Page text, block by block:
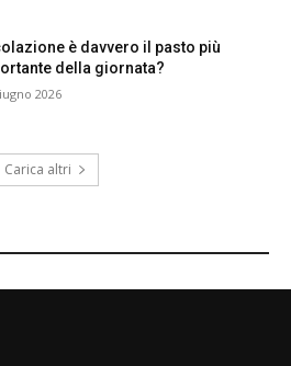
è davvero il pasto più
della giornata?
2026
Carica altri